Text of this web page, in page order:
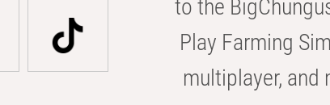
to the
Play Farming
multiplayer, and